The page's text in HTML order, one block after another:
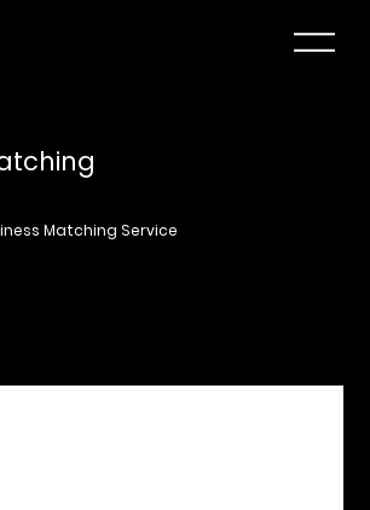
Matching Service
있는 게시물이 없습니